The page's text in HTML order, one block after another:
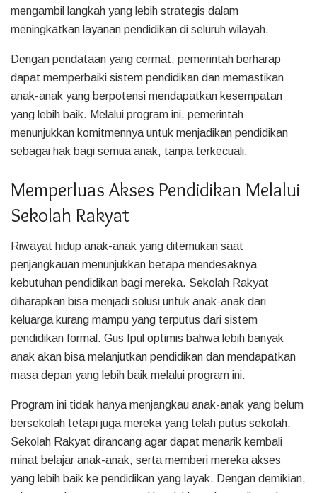
mengambil langkah yang lebih strategis dalam
meningkatkan layanan pendidikan di seluruh wilayah.
Dengan pendataan yang cermat, pemerintah berharap
dapat memperbaiki sistem pendidikan dan memastikan
anak-anak yang berpotensi mendapatkan kesempatan
yang lebih baik. Melalui program ini, pemerintah
menunjukkan komitmennya untuk menjadikan pendidikan
sebagai hak bagi semua anak, tanpa terkecuali.
Memperluas Akses Pendidikan Melalui
Sekolah Rakyat
Riwayat hidup anak-anak yang ditemukan saat
penjangkauan menunjukkan betapa mendesaknya
kebutuhan pendidikan bagi mereka. Sekolah Rakyat
diharapkan bisa menjadi solusi untuk anak-anak dari
keluarga kurang mampu yang terputus dari sistem
pendidikan formal. Gus Ipul optimis bahwa lebih banyak
anak akan bisa melanjutkan pendidikan dan mendapatkan
masa depan yang lebih baik melalui program ini.
Program ini tidak hanya menjangkau anak-anak yang belum
bersekolah tetapi juga mereka yang telah putus sekolah.
Sekolah Rakyat dirancang agar dapat menarik kembali
minat belajar anak-anak, serta memberi mereka akses
yang lebih baik ke pendidikan yang layak. Dengan demikian,